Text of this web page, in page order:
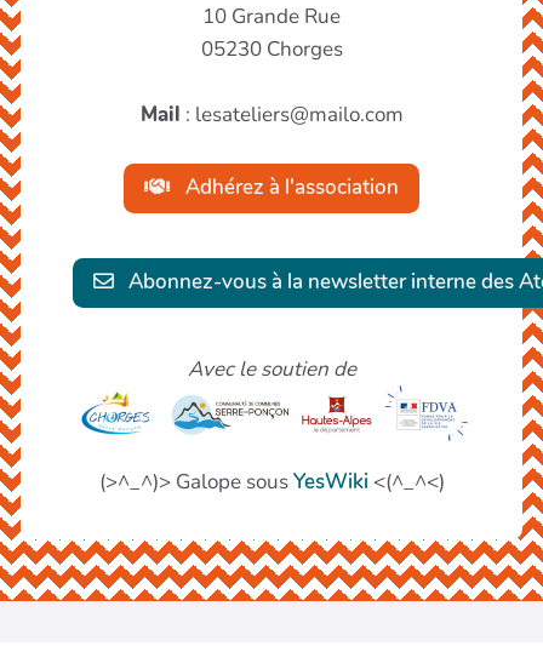
10 Grande Rue
05230 Chorges
Mail : lesateliers@mailo.com
Adhérez à l'association
Abonnez-vous à la newsletter interne des
Avec le soutien de
(>^_^)> Galope sousYesWiki <(^_^<)